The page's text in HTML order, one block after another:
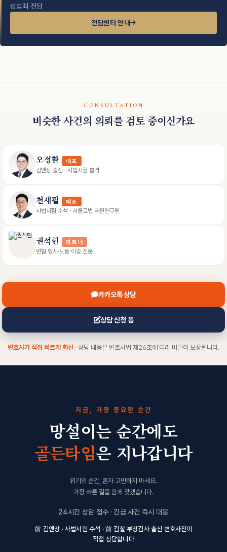
성범죄 전담
전담센터 안내
CONSULTATION
비슷한 사건의 의뢰를 검토 중이신가요
오정환 대표
김앤장 출신 · 사법시험 합격
천재필 대표
사법시험 수석 · 서울고법 재판연구원
권석현 파트너
변협 형사·노동 이중 전문
카카오톡 상담
상담 신청 폼
변호사가 직접 빠르게 회신 · 상담 내용은 변호사법 제26조에 따라 비밀이 보장됩니다.
지금, 가장 중요한 순간
망설이는 순간에도
골든타임은 지나갑니다
위기의 순간, 혼자 고민하지 마세요.
가장 빠른 길을 함께 찾겠습니다.
24시간 상담 접수 · 긴급 사건 즉시 대응
前 김앤장 · 사법시험 수석 · 前 검찰 부장검사 출신 변호사진이
직접 상담합니다